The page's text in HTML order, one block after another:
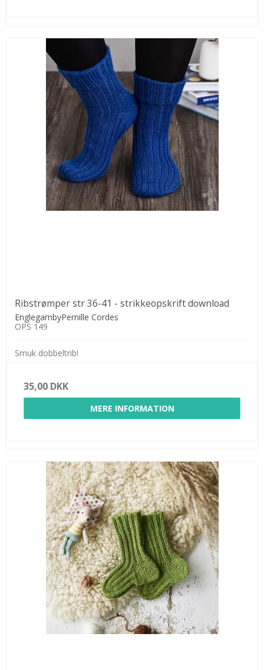
Ribstrømper str 36-41 - strikkeopskrift download
EnglegarnbyPernille Cordes
OPS 149
Smuk dobbeltrib!
35,00 DKK
MERE INFORMATION